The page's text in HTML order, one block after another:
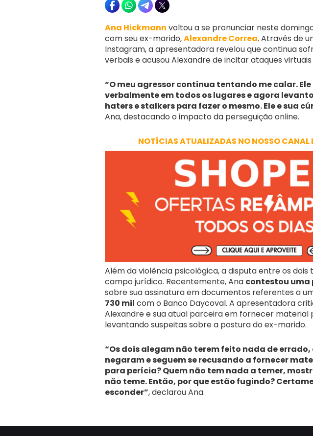
Ana Hickmann voltou a se pronunciar neste
com seu ex-marido,Alexandre Correa. Através de
Instagram, a apresentadora revelou que continua
verbais e acusou Alexandre de incitar ataques
“O meu agressor continua tentando me calar.
verbalmente em todos os lugares e agora
haters e stalkers para fazer o mesmo. Ele e sua
Ana, destacando o impacto da perseguição online.
NOTÍCIAS ATUALIZADAS NO NOSSO CANAL
Além da violência psicológica, a disputa entre os dois
campo jurídico. Recentemente, Ana contestou
sobre sua assinatura em documentos referentes a
730 mil com o Banco Daycoval. A apresentadora
Alexandre e sua atual parceira em fornecer material
levantando suspeitas sobre a postura do ex-marido.
“Os dois alegam não terem feito nada de errado,
negaram e seguem se recusando a fornecer
para perícia? Quem não tem nada a temer,
não teme. Então, por que estão fugindo?
esconder”, declarou Ana.